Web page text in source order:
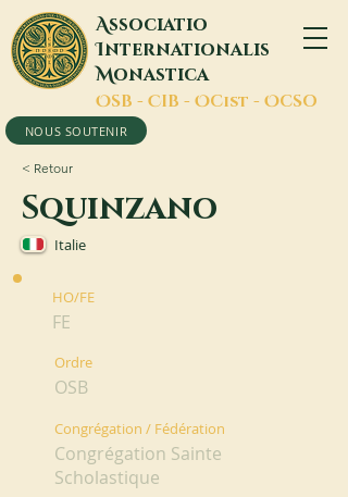
Associatio
Internationalis
Monastica
OSB - CIB - OCist - OCSO
NOUS SOUTENIR
< Retour
Squinzano
Italie
HO/FE
FE
Ordre
OSB
Congrégation / Fédération
Congrégation Sainte
Scholastique